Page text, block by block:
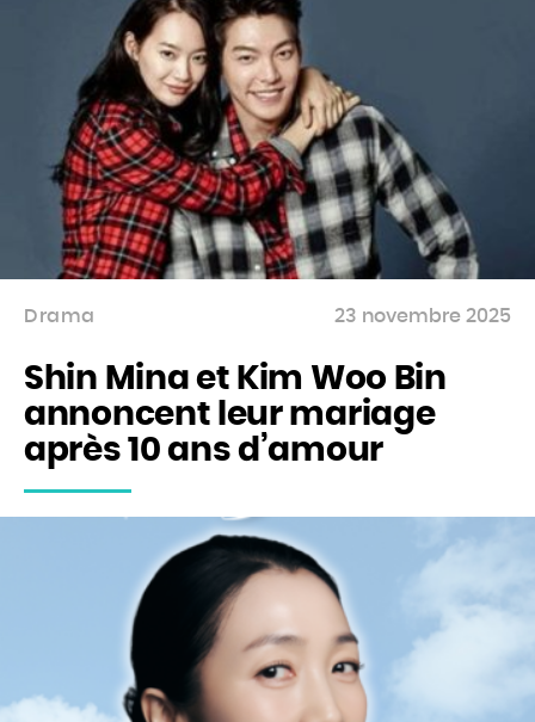
Drama
Shin Mina et Kim Woo Bin
annoncent leur mariage
après 10 ans d’amour
23 novembre 2025